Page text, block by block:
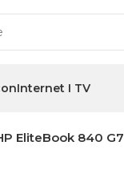
Internet I TV
EliteBook 840 G7